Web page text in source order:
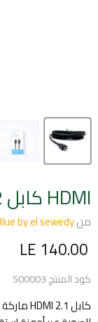
HDMI كابل 2 متر
منby el sewedy
السعر الحالي
LE 140.00
كود المنتج500003